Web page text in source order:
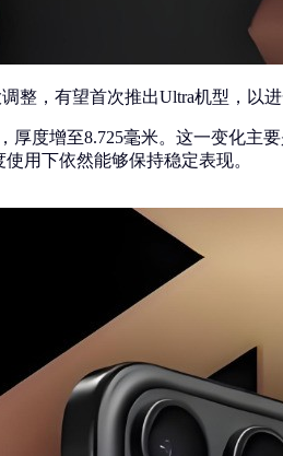
整，有望首次推出Ultra机型，以
厚度增至8.725毫米。这一变化
用下依然能够保持稳定表现。